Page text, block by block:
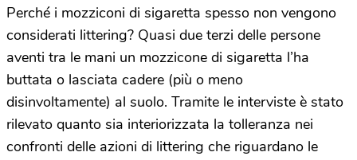
Perché i mozziconi di sigaretta spesso non vengono
considerati littering? Quasi due terzi delle persone
aventi tra le mani un mozzicone di sigaretta l’ha
buttata o lasciata cadere (più o meno
disinvoltamente) al suolo. Tramite le interviste è stato
rilevato quanto sia interiorizzata la tolleranza nei
confronti delle azioni di littering che riguardano le